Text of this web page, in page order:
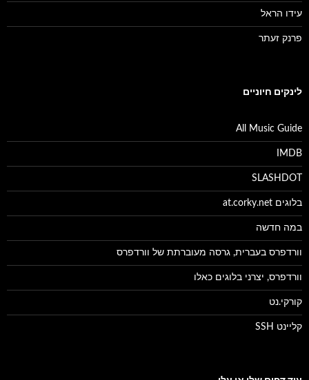
עידו הראל
פרנק זעתר
לינקים חיוניים
All Music Guide
IMDB
SLASHDOT
בלוגים at.corky.net
במה חדשה
וורדפרס בעברית, גרסה מעוברתת של וורדפרס
וורדפרס, יצרני בלוגים כאלו
קורקי.נט
קליינט SSH